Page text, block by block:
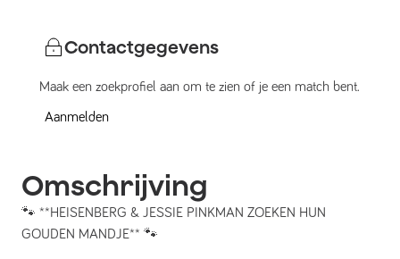
Contactgegevens
Maak een zoekprofiel aan om te zien of je een match bent.
Aanmelden
Omschrijving
🐾 **HEISENBERG & JESSIE PINKMAN ZOEKEN HUN
GOUDEN MANDJE** 🐾